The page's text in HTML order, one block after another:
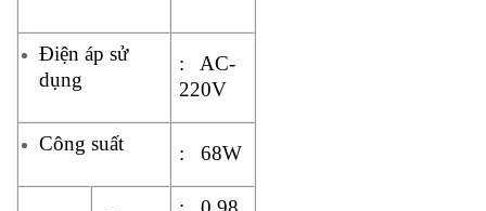
Điện áp sử
dụng
: AC-
220V
Công suất : 68W